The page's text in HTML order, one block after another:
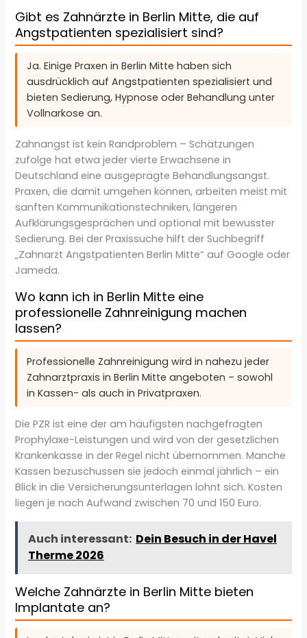
Gibt es Zahnärzte in Berlin Mitte, die auf
Angstpatienten spezialisiert sind?
Ja. Einige Praxen in Berlin Mitte haben sich
ausdrücklich auf Angstpatienten spezialisiert und
bieten Sedierung, Hypnose oder Behandlung unter
Vollnarkose an.
Zahnangst ist kein Randproblem – Schätzungen
zufolge hat etwa jeder vierte Erwachsene in
Deutschland eine ausgeprägte Behandlungsangst.
Praxen, die damit umgehen können, arbeiten meist mit
sanften Kommunikationstechniken, längeren
Aufklärungsgesprächen und optional mit bewusster
Sedierung. Bei der Praxissuche hilft der Suchbegriff
„Zahnarzt Angstpatienten Berlin Mitte“ auf Google oder
Jameda.
Wo kann ich in Berlin Mitte eine
professionelle Zahnreinigung machen
lassen?
Professionelle Zahnreinigung wird in nahezu jeder
Zahnarztpraxis in Berlin Mitte angeboten – sowohl
in Kassen- als auch in Privatpraxen.
Die PZR ist eine der am häufigsten nachgefragten
Prophylaxe-Leistungen und wird von der gesetzlichen
Krankenkasse in der Regel nicht übernommen. Manche
Kassen bezuschussen sie jedoch einmal jährlich – ein
Blick in die Versicherungsunterlagen lohnt sich. Kosten
liegen je nach Aufwand zwischen 70 und 150 Euro.
Auch interessant: Dein Besuch in der Havel
Therme 2026
Welche Zahnärzte in Berlin Mitte bieten
Implantate an?